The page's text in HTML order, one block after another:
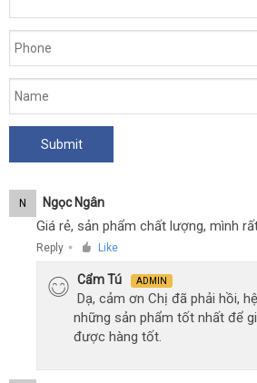
N Ngọc Ngân
Giá rẻ, sản phẩm chất lượng, mình
Reply ● Like
Cẩm Tú ADMIN
Dạ, cảm ơn Chị đã phải hồi,
những sản phẩm tốt nhất để
được hàng tốt.